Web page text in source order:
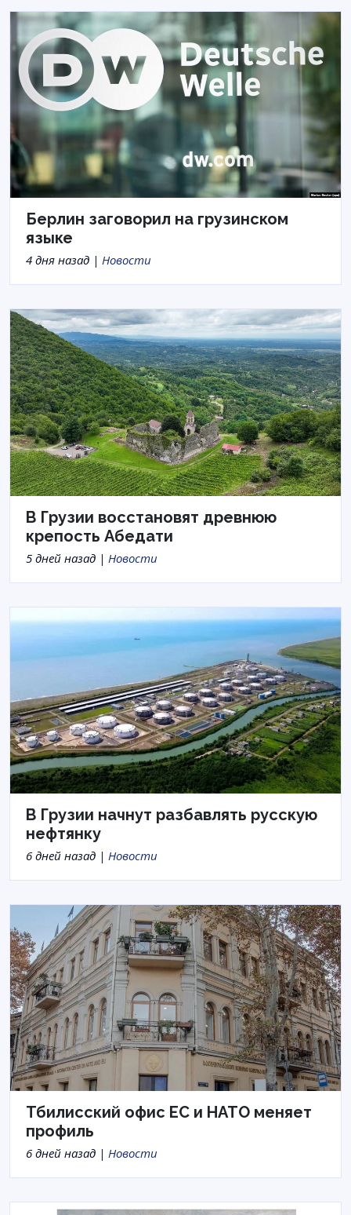
Берлин заговорил на грузинском
языке
4 дня назад | Новости
В Грузии восстановят древнюю
крепость Абедати
5 дней назад | Новости
В Грузии начнут разбавлять русскую
нефтянку
6 дней назад | Новости
Тбилисский офис ЕС и НАТО меняет
профиль
6 дней назад | Новости